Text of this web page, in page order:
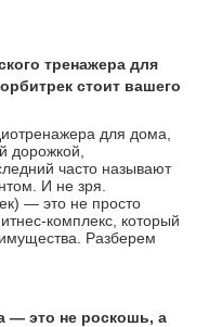
тренажера для
стоит вашего
для дома,
дорожкой,
часто называют
И не зря.
— это не просто
комплекс, который
Разберем
— это не роскошь, а